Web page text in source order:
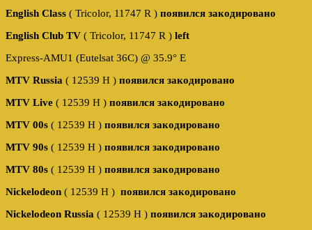
English Class ( Tricolor, 11747 R ) появился закодировано
English Club TV ( Tricolor, 11747 R ) left
Express-AMU1 (Eutelsat 36C) @ 35.9° E
MTV Russia ( 12539 Н ) появился закодировано
MTV Live ( 12539 Н ) появился закодировано
MTV 00s ( 12539 Н ) появился закодировано
MTV 90s ( 12539 Н ) появился закодировано
MTV 80s ( 12539 Н ) появился закодировано
Nickelodeon ( 12539 Н ) появился закодировано
Nickelodeon Russia ( 12539 Н ) появился закодировано